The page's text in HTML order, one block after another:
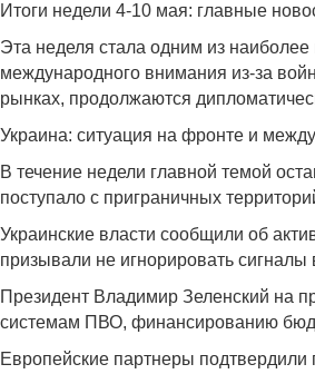
Итоги недели 4-10 мая: главные
Эта неделя стала одним из
международного внимания из-за
рынках, продолжаются
Украина: ситуация на фронте и
В течение недели главной темой
поступало с приграничных
Украинские власти сообщили об
призывали не игнорировать сигналы
Президент Владимир Зеленский на
системам ПВО, финансированию
Европейские партнеры